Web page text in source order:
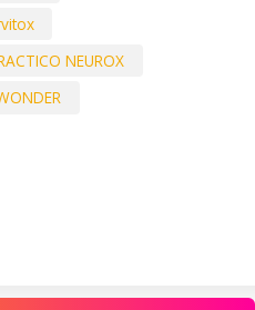
NEUROX